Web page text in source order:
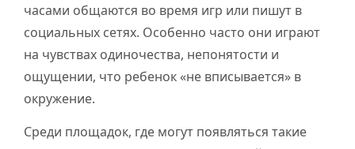
часами общаются во время игр или пишут в
социальных сетях. Особенно часто они играют
на чувствах одиночества, непонятости и
ощущении, что ребенок «не вписывается» в
окружение.
Среди площадок, где могут появляться такие